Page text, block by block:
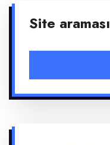
Site araması